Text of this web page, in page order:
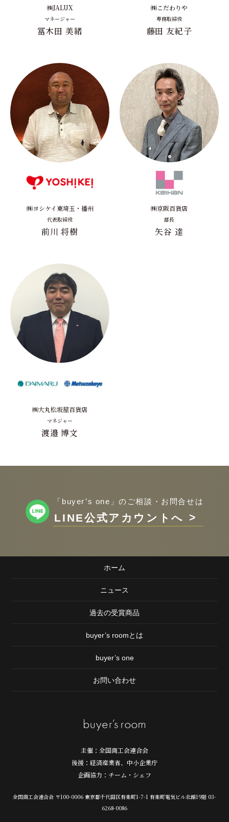
㈱JALUX
マネージャー
冨木田 美緒
㈱こだわりや
専務取締役
藤田 友紀子
㈱ヨシケイ東埼玉・播州
代表取締役
前川 将樹
㈱京阪百貨店
部長
矢谷 達
㈱大丸松坂屋百貨店
マネジャー
渡邉 博文
「buyer’s one」のご相談・お問合せは
LINE公式アカウントへ
ホーム
ニュース
過去の受賞商品
buyer’s roomとは
buyer’s one
お問い合わせ
主催：全国商工会連合会
後援：経済産業省、中小企業庁
企画協力：チーム・シェフ
全国商工会連合会 〒100-0006 東京都千代田区有楽町1-7-1 有楽町電気ビル北館19階 03-
6268-0086